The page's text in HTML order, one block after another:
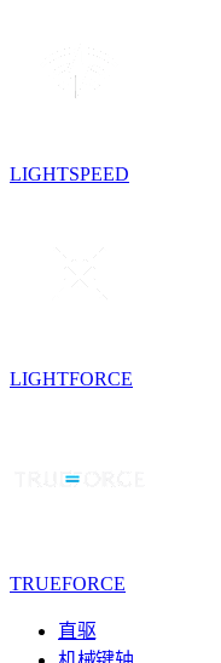
LIGHTSPEED
LIGHTFORCE
TRUEFORCE
直驱